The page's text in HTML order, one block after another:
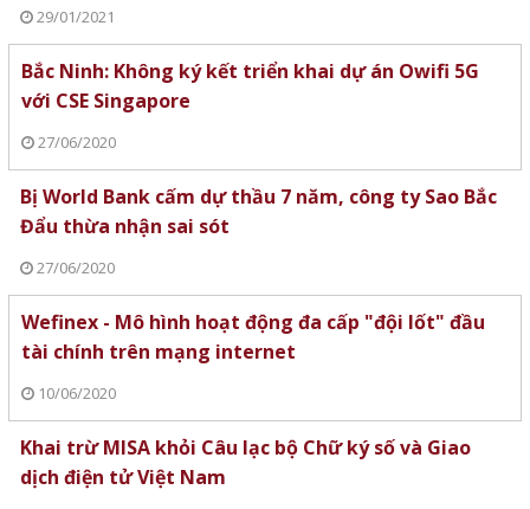
29/01/2021
Bắc Ninh: Không ký kết triển khai dự án Owifi 5G
với CSE Singapore
27/06/2020
Bị World Bank cấm dự thầu 7 năm, công ty Sao Bắc
Đẩu thừa nhận sai sót
27/06/2020
Wefinex - Mô hình hoạt động đa cấp "đội lốt" đầu
tài chính trên mạng internet
10/06/2020
Khai trừ MISA khỏi Câu lạc bộ Chữ ký số và Giao
dịch điện tử Việt Nam